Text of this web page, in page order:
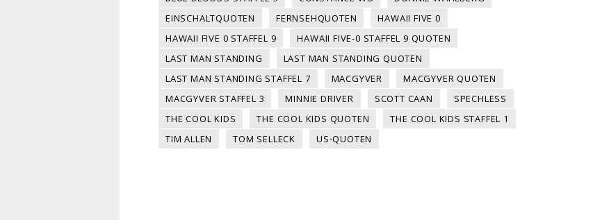
EINSCHALTQUOTEN
FERNSEHQUOTEN
HAWAII FIVE 0
HAWAII FIVE 0 STAFFEL 9
HAWAII FIVE-0 STAFFEL 9 QUOTEN
LAST MAN STANDING
LAST MAN STANDING QUOTEN
LAST MAN STANDING STAFFEL 7
MACGYVER
MACGYVER QUOTEN
MACGYVER STAFFEL 3
MINNIE DRIVER SCOTT CAAN
SPECHLESS
THE COOL KIDS
THE COOL KIDS QUOTEN
THE COOL KIDS STAFFEL 1
TIM ALLEN
TOM SELLECK US-QUOTEN